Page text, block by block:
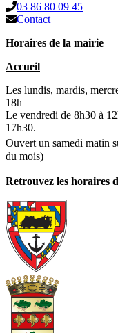
03 86 80 09 45
Contact
Horaires de la mairie
Accueil
Les lundis, mardis,
18h
Le vendredi de 8h30 à
Ouvert un samedi matin
du mois)
Retrouvez les horaires